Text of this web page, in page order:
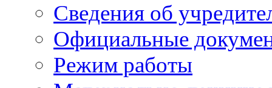
Сведения об
Официальные
Режим работы